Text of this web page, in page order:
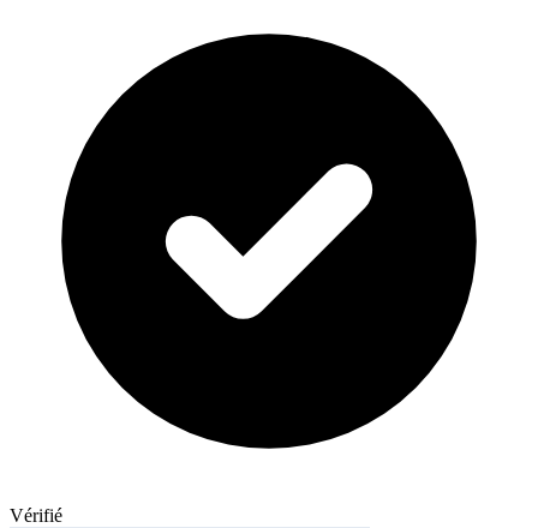
Vérifié